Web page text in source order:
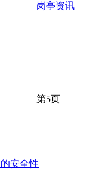
岗亭资讯
第5页